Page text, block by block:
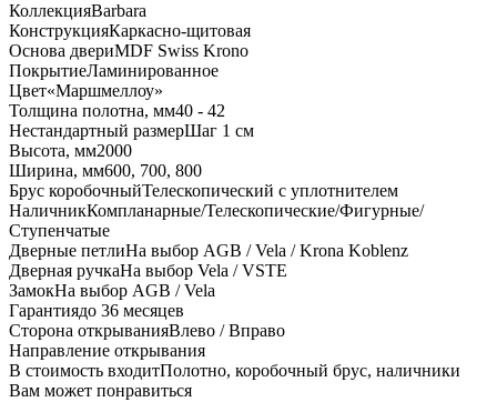
КоллекцияBarbara
КонструкцияКаркасно-щитовая
Основа двериMDF Swiss Krono
ПокрытиеЛаминированное
Цвет«Маршмеллоу»
Толщина полотна, мм40 - 42
Нестандартный размерШаг 1 см
Высота, мм2000
Ширина, мм600, 700, 800
Брус коробочныйТелескопический с уплотнителем
НаличникКомпланарные/Телескопические/Фигурные/
Ступенчатые
Дверные петлиНа выбор AGB / Vela / Krona Koblenz
Дверная ручкаНа выбор Vela / VSTE
ЗамокНа выбор AGB / Vela
Гарантиядо 36 месяцев
Сторона открыванияВлево / Вправо
Направление открывания
В стоимость входитПолотно, коробочный брус, наличники
Вам может понравиться